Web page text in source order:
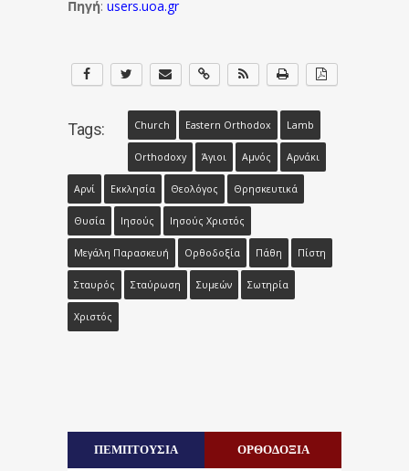
Πηγή: users.uoa.gr
Tags: Church Eastern Orthodox Lamb
Orthodoxy Άγιοι Αμνός Αρνάκι
Αρνί Εκκλησία Θεολόγος Θρησκευτικά
Θυσία Ιησούς Ιησούς Χριστός
Μεγάλη Παρασκευή Ορθοδοξία Πάθη Πίστη
Σταυρός Σταύρωση Συμεών Σωτηρία
Χριστός
ΠΕΜΠΤΟΥΣΙΑ ΟΡΘΟΔΟΞΙΑ